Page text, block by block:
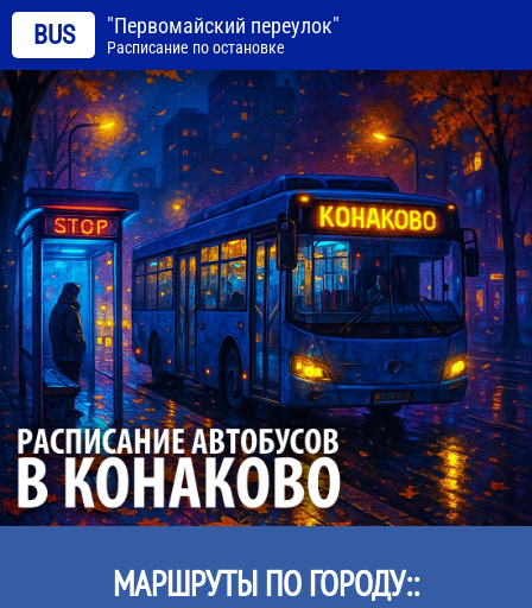
BUS "Первомайский переулок"
Расписание по остановке
МАРШРУТЫ ПО ГОРОДУ::